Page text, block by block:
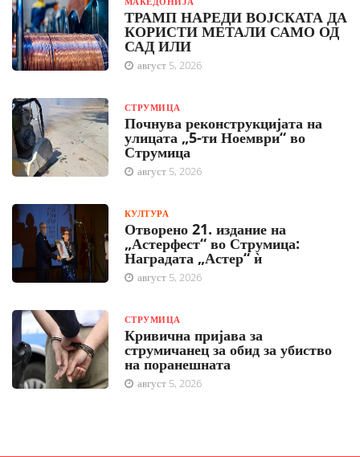
ТРАМП НАРЕДИ ВОЈСКАТА ДА
КОРИСТИ МЕТАЛИ САМО ОД
САД ИЛИ
август 5, 2026
СТРУМИЦА
Почнува реконструкцијата на
улицата „5-ти Ноември“ во
Струмица
август 5, 2026
КУЛТУРА
Отворено 21. издание на
„Астерфест“ во Струмица:
Наградата „Астер“ ѝ
август 5, 2026
СТРУМИЦА
Кривична пријава за
струмичанец за обид за убиство
на поранешната
август 5, 2026